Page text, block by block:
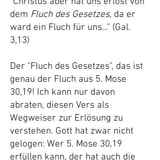
dem Fluch des Gesetzes, da er
ward ein Fluch für uns..." (Gal.
3,13)
Der "Fluch des Gesetzes", das ist
genau der Fluch aus 5. Mose
30,19! Ich kann nur davon
abraten, diesen Vers als
Wegweiser zur Erlösung zu
verstehen. Gott hat zwar nicht
gelogen: Wer 5. Mose 30,19
erfüllen kann, der hat auch die